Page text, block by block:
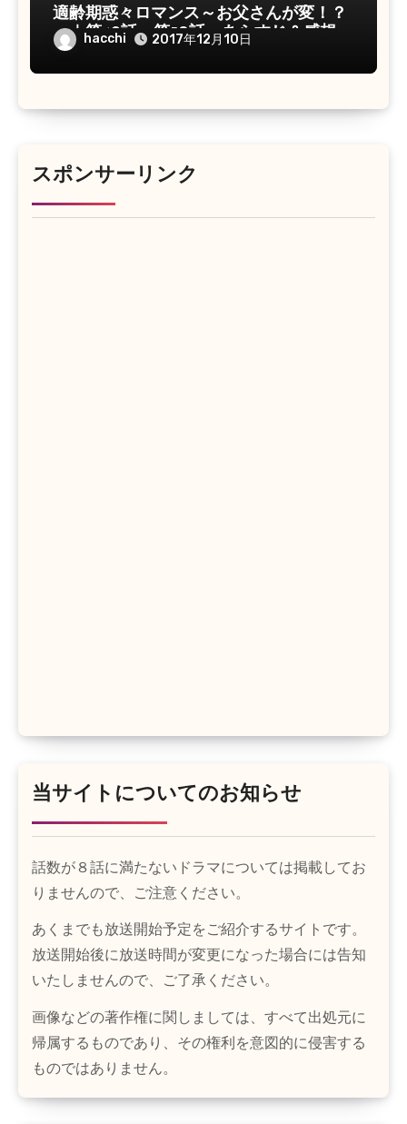
適齢期惑々ロマンス～お父さんが変！？
～｜第49話～第50話 あらすじ＆感想
hacchi 2017年12月10日
スポンサーリンク
当サイトについてのお知らせ
話数が８話に満たないドラマについては掲載してお
りませんので、ご注意ください。
あくまでも放送開始予定をご紹介するサイトです。
放送開始後に放送時間が変更になった場合には告知
いたしませんので、ご了承ください。
画像などの著作権に関しましては、すべて出処元に
帰属するものであり、その権利を意図的に侵害する
ものではありません。